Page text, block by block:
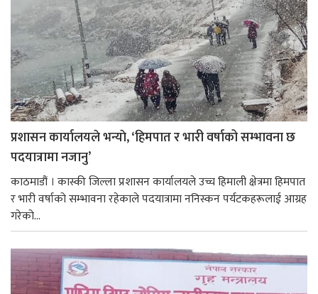
प्रशासन कार्यालयले भन्याे, ‘हिमपात र भारी वर्षाको सम्भावना छ
पदयात्रामा नजानु’
काठमाडौं । कास्की जिल्ला प्रशासन कार्यालयले उच्च हिमाली क्षेत्रमा हिमपात
र भारी वर्षाको सम्भावना रहेकाले पदयात्रामा ननिस्कन पर्यटकहरूलाई आग्रह
गरेको...